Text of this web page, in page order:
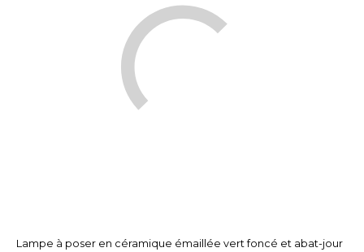
Lampe à poser en céramique émaillée vert foncé et abat-jour